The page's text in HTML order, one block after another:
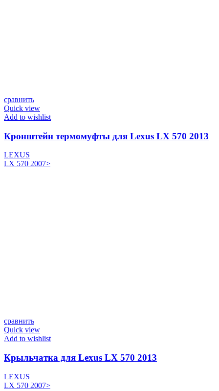
сравнить
Quick view
Add to wishlist
Кронштейн термомуфты для Lexus LX 570 2013
LEXUS
LX 570 2007>
сравнить
Quick view
Add to wishlist
Крыльчатка для Lexus LX 570 2013
LEXUS
LX 570 2007>